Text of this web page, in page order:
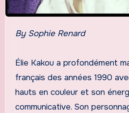
By Sophie Renard
Élie Kakou a profondément
français des années 1990
hauts en couleur et son
communicative. Son